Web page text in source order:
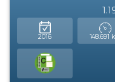
2016 148.691